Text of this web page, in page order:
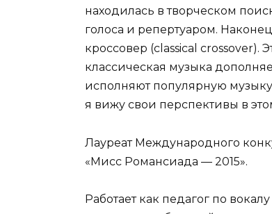
находилась в творческом
голоса и репертуаром.
кроссовер (classical
классическая музыка
исполняют популярную
я вижу свои перспективы в
Лауреат Международного
«Мисс Романсиада — 2015».
Работает как педагог по